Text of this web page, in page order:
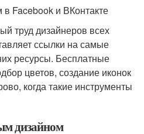
Facebook и ВКонтакте
труд дизайнеров всех
ссылки на самые
ресурсы. Бесплатные
цветов, создание иконок
когда такие инструменты
дизайном